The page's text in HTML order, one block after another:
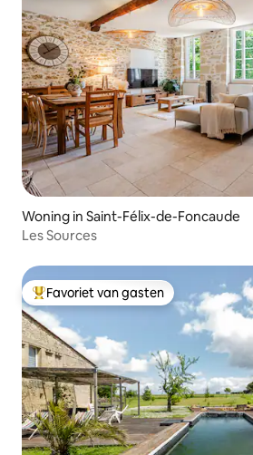
Woning in Saint-Félix-de-Foncaude
Les Sources
Topfavoriet van gasten
Favoriet van gasten